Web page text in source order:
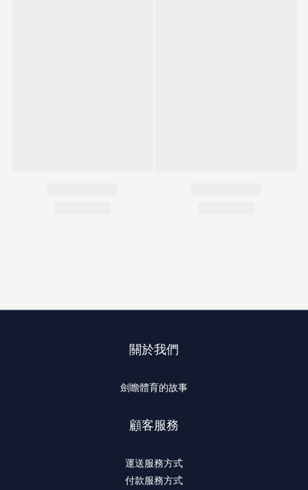
關於我們
劍瞻體育的故事
顧客服務
運送服務方式
付款服務方式